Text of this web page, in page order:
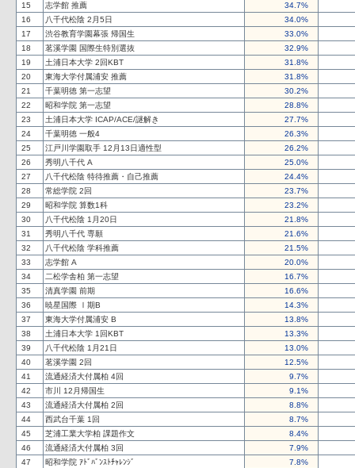
15
志学館 推薦
34.7%
16
八千代松陰 2月5日
34.0%
17
渋谷教育学園幕張 帰国生
33.0%
18
茗溪学園 国際生特別選抜
32.9%
19
土浦日本大学 2回KBT
31.8%
20
東海大学付属浦安 推薦
31.8%
21
千葉明徳 第一志望
30.2%
22
昭和学院 第一志望
28.8%
23
土浦日本大学 ICAP/ACE/謎解き
27.7%
24
千葉明徳 一般4
26.3%
25
江戸川学園取手 12月13日適性型
26.2%
26
秀明八千代 A
25.0%
27
八千代松陰 特待推薦・自己推薦
24.4%
28
常総学院 2回
23.7%
29
昭和学院 算数1科
23.2%
30
八千代松陰 1月20日
21.8%
31
秀明八千代 専願
21.6%
32
八千代松陰 学科推薦
21.5%
33
志学館 A
20.0%
34
二松学舎柏 第一志望
16.7%
35
清真学園 前期
16.6%
36
暁星国際 Ⅰ期B
14.3%
37
東海大学付属浦安 B
13.8%
38
土浦日本大学 1回KBT
13.3%
39
八千代松陰 1月21日
13.0%
40
茗溪学園 2回
12.5%
41
流通経済大付属柏 4回
9.7%
42
市川 12月帰国生
9.1%
43
流通経済大付属柏 2回
8.8%
44
西武台千葉 1回
8.7%
45
芝浦工業大学柏 課題作文
8.4%
46
流通経済大付属柏 3回
7.9%
47
昭和学院 ｱﾄﾞﾊﾞﾝｽﾄﾁｬﾚﾝｼﾞ
7.8%